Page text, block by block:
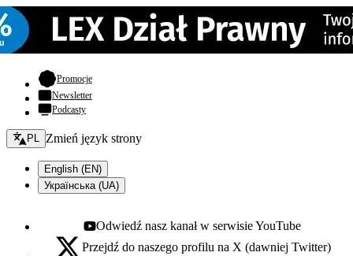
Promocje- otwiera się w nowej karcie
Newsletter
Podcasty
Zmień język - bieżący:
PL Zmień język strony
English (EN)
Українська (UA)
Youtube - otwiera się w nowej karcie
Odwiedź nasz kanał w serwisie YouTube
X - otwiera się w nowej karcie
Przejdź do naszego profilu na X (dawniej Twitter)